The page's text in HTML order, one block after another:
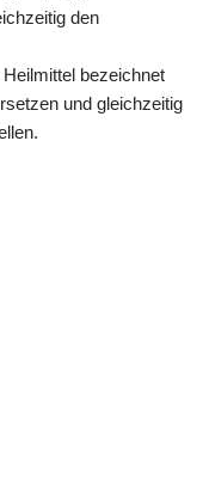
den
bezeichnet
und gleichzeitig